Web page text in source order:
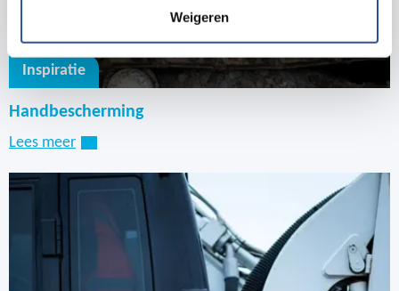
Weigeren
Inspiratie
Handbescherming
Lees meer